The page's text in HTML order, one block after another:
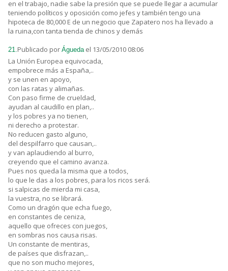
en el trabajo, nadie sabe la presión que se puede llegar a acumular
teniendo políticos y oposición como jefes y también tengo una
hipoteca de 80,000 E de un negocio que Zapatero nos ha llevado a
la ruina,con tanta tienda de chinos y demás
21.Publicado por Águeda el 13/05/2010 08:06
La Unión Europea equivocada,
empobrece más a España,..
y se unen en apoyo,
con las ratas y alimañas.
Con paso firme de crueldad,
ayudan al caudillo en plan,..
y los pobres ya no tienen,
ni derecho a protestar.
No reducen gasto alguno,
del despilfarro que causan,..
y van aplaudiendo al burro,
creyendo que el camino avanza.
Pues nos queda la misma que a todos,
lo que le das a los pobres, para los ricos será.
si salpicas de mierda mi casa,
la vuestra, no se librará.
Como un dragón que echa fuego,
en constantes de ceniza,
aquello que ofreces con juegos,
en sombras nos causa risas.
Un constante de mentiras,
de países que disfrazan,..
que no son mucho mejores,